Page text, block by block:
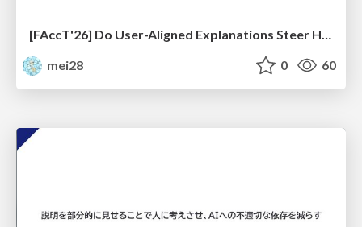
mei28
0 60